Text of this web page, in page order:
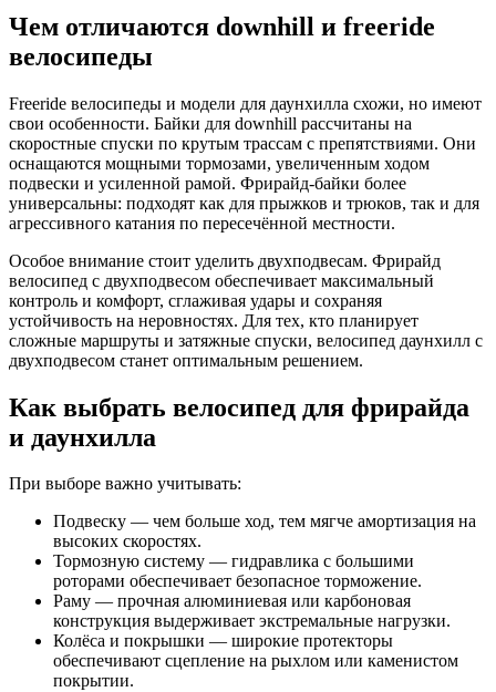
Чем отличаются downhill и freeride
велосипеды
Freeride велосипеды и модели для даунхилла схожи, но имеют
свои особенности. Байки для downhill рассчитаны на
скоростные спуски по крутым трассам с препятствиями. Они
оснащаются мощными тормозами, увеличенным ходом
подвески и усиленной рамой. Фрирайд-байки более
универсальны: подходят как для прыжков и трюков, так и для
агрессивного катания по пересечённой местности.
Особое внимание стоит уделить двухподвесам. Фрирайд
велосипед с двухподвесом обеспечивает максимальный
контроль и комфорт, сглаживая удары и сохраняя
устойчивость на неровностях. Для тех, кто планирует
сложные маршруты и затяжные спуски, велосипед даунхилл с
двухподвесом станет оптимальным решением.
Как выбрать велосипед для фрирайда
и даунхилла
При выборе важно учитывать:
Подвеску — чем больше ход, тем мягче амортизация на
высоких скоростях.
Тормозную систему — гидравлика с большими
роторами обеспечивает безопасное торможение.
Раму — прочная алюминиевая или карбоновая
конструкция выдерживает экстремальные нагрузки.
Колёса и покрышки — широкие протекторы
обеспечивают сцепление на рыхлом или каменистом
покрытии.